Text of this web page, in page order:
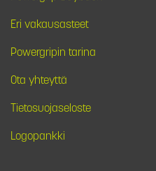
Eri vakausasteet
Powergripin tarina
Ota yhteyttä
Tietosuojaseloste
Logopankki